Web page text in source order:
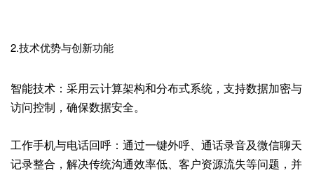
2.技术优势与创新功能
智能技术：采用云计算架构和分布式系统，支持数据加密与
访问控制，确保数据安全。
工作手机与电话回呼：通过一键外呼、通话录音及微信聊天
记录整合，解决传统沟通效率低、客户资源流失等问题，并